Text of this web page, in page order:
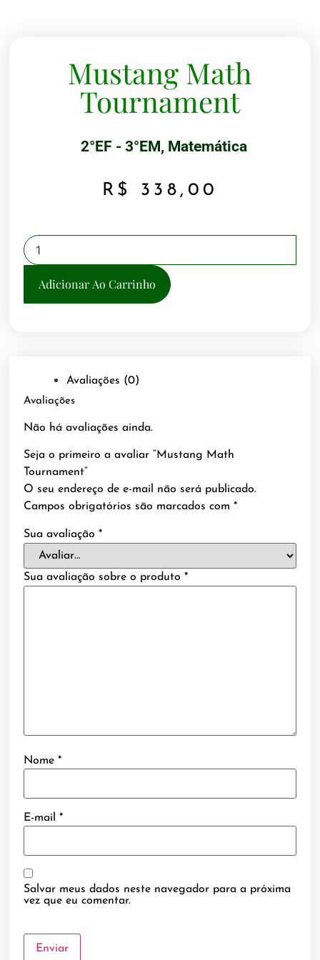
Mustang Math
Tournament
2°EF - 3°EM, Matemática
R$ 338,00
Adicionar Ao Carrinho
Avaliações (0)
Avaliações
Não há avaliações ainda.
Seja o primeiro a avaliar “Mustang Math
Tournament”
O seu endereço de e-mail não será publicado.
Campos obrigatórios são marcados com*
Sua avaliação*
Sua avaliação sobre o produto*
Nome*
E-mail*
Salvar meus dados neste navegador para a próxima
vez que eu comentar.